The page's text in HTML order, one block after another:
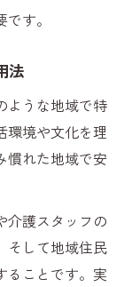
す。
法
ような地域で特
環境や文化を理
慣れた地域で安
介護スタッフの
そして地域住民
ることです。実